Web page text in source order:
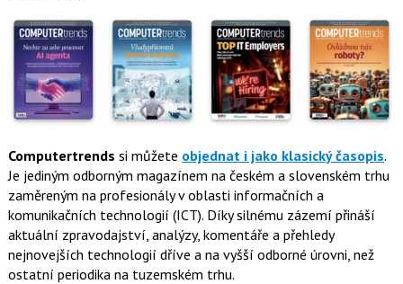
Computertrends si můžete objednat i jako klasický časopis.
Je jediným odborným magazínem na českém a slovenském trhu
zaměreným na profesionály v oblasti informačních a
komunikačních technologií (ICT). Díky silnému zázemí přináší
aktuální zpravodajství, analýzy, komentáře a přehledy
nejnovejších technologií dříve a na vyšší odborné úrovni, než
ostatní periodika na tuzemském trhu.